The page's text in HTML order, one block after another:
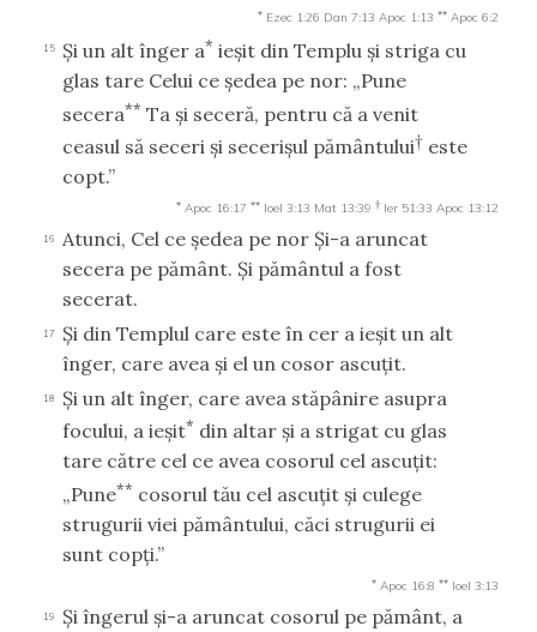
* Ezec 1:26 Dan 7:13 Apoc 1:13 ** Apoc 6:2
15 Şi un alt înger a* ieşit din Templu şi striga cu
glas tare Celui ce şedea pe nor: „Pune
secera** Ta şi seceră, pentru că a venit
ceasul să seceri şi secerişul pământului† este
copt.”
* Apoc 16:17 ** Ioel 3:13 Mat 13:39 † Ier 51:33 Apoc 13:12
16
Atunci, Cel ce şedea pe nor Şi-a aruncat
secera pe pământ. Şi pământul a fost
secerat.
17
Şi din Templul care este în cer a ieşit un alt
înger, care avea şi el un cosor ascuţit.
18
Şi un alt înger, care avea stăpânire asupra
focului, a ieşit* din altar şi a strigat cu glas
tare către cel ce avea cosorul cel ascuţit:
„Pune** cosorul tău cel ascuţit şi culege
strugurii viei pământului, căci strugurii ei
sunt copţi.”
* Apoc 16:8 ** Ioel 3:13
19
Şi îngerul şi-a aruncat cosorul pe pământ, a